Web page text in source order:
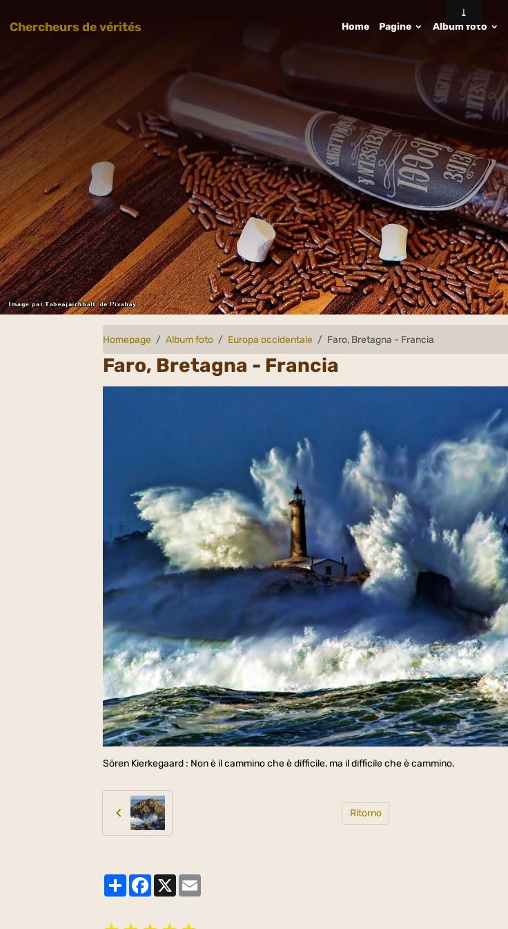
Chercheurs de vérités Home Pagine Album foto
Homepage Album foto Europa occidentale Faro, Bretagna - Francia
Faro, Bretagna - Francia
Sören Kierkegaard : Non è il cammino che è difficile, ma il difficile che è cammino.
Ritorno
PartagerFacebook
X